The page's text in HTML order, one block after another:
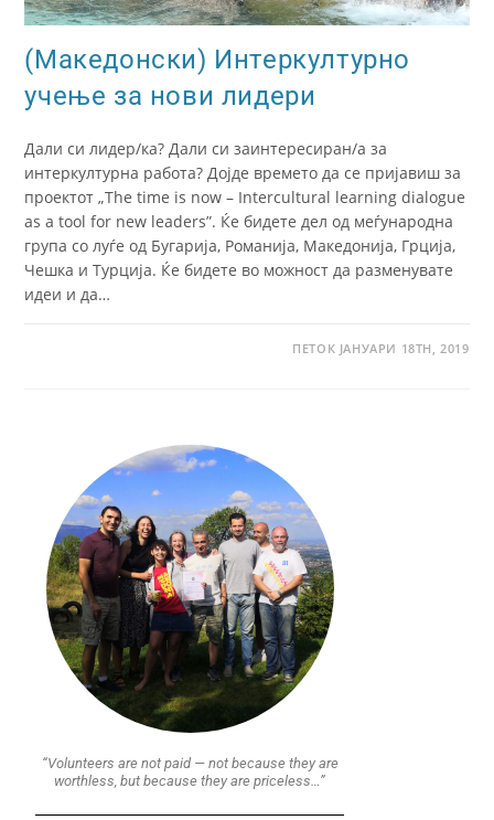
(Македонски) Интеркултурно
учење за нови лидери
Дали си лидер/ка? Дали си заинтересиран/а за
интеркултурна работа? Дојде времето да се пријавиш за
проектот „The time is now – Intercultural learning dialogue
as a tool for new leaders”. Ќе бидете дел од меѓународна
група со луѓе од Бугарија, Романија, Македонија, Грција,
Чешка и Турција. Ќе бидете во можност да разменувате
идеи и да…
ПЕТОК ЈАНУАРИ 18TH, 2019
“Volunteers are not paid — not because they are
worthless, but because they are priceless…”